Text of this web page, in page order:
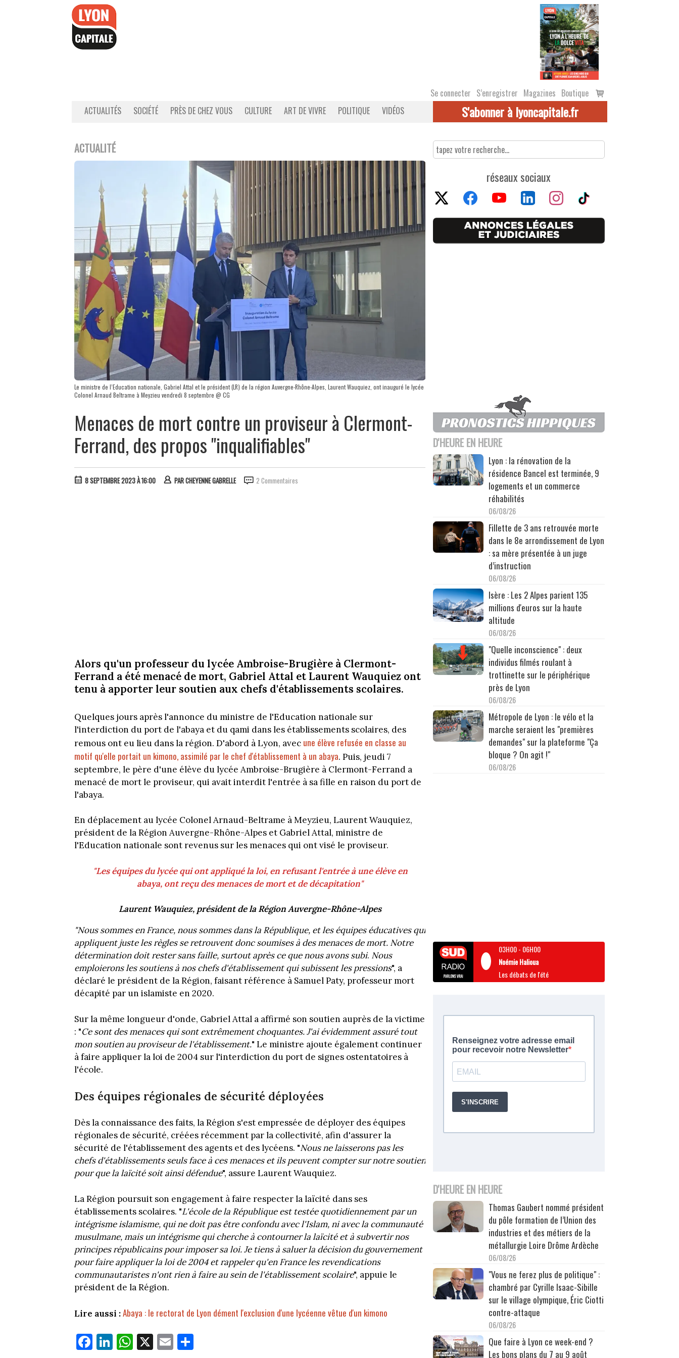
Se connecter S’enregistrer Magazines Boutique
Voir
le
ACTUALITÉS SOCIÉTÉ PRÈS DE CHEZ VOUS CULTURE ART DE VIVRE POLITIQUE VIDÉOS S'abonner à lyoncapitale.fr
ACTUALITÉ
Le ministre de l’Education nationale, Gabriel Attal et le président (LR) de la région Auvergne-Rhône-Alpes, Laurent Wauquiez, ont inauguré le lycée
Colonel Arnaud Beltrame à Meyzieu vendredi 8 septembre @ CG
Menaces de mort contre un proviseur à Clermont-
Ferrand, des propos "inqualifiables"
8 SEPTEMBRE 2023 À 16:00 PARCHEYENNE GABRELLE 2 Commentaires
Alors qu'un professeur du lycée Ambroise-Brugière à Clermont-
Ferrand a été menacé de mort, Gabriel Attal et Laurent Wauquiez ont
tenu à apporter leur soutien aux chefs d'établissements scolaires.
Quelques jours après l'annonce du ministre de l'Education nationale sur
l'interdiction du port de l'abaya et du qami dans les établissements scolaires, des
remous ont eu lieu dans la région. D'abord à Lyon, avec une élève refusée en classe au
motif qu'elle portait un kimono, assimilé par le chef d'établissement à un abaya. Puis, jeudi 7
septembre, le père d'une élève du lycée Ambroise-Brugière à Clermont-Ferrand a
menacé de mort le proviseur, qui avait interdit l'entrée à sa fille en raison du port de
l'abaya.
En déplacement au lycée Colonel Arnaud-Beltrame à Meyzieu, Laurent Wauquiez,
président de la Région Auvergne-Rhône-Alpes et Gabriel Attal, ministre de
l'Education nationale sont revenus sur les menaces qui ont visé le proviseur.
"Les équipes du lycée qui ont appliqué la loi, en refusant l'entrée à une élève en
abaya, ont reçu des menaces de mort et de décapitation"
Laurent Wauquiez, président de la Région Auvergne-Rhône-Alpes
"Nous sommes en France, nous sommes dans la République, et les équipes éducatives qui
appliquent juste les règles se retrouvent donc soumises à des menaces de mort. Notre
détermination doit rester sans faille, surtout après ce que nous avons subi. Nous
emploierons les soutiens à nos chefs d'établissement qui subissent les pressions", a
déclaré le président de la Région, faisant référence à Samuel Paty, professeur mort
décapité par un islamiste en 2020.
Sur la même longueur d'onde, Gabriel Attal a affirmé son soutien auprès de la victime
: "Ce sont des menaces qui sont extrêmement choquantes. J'ai évidemment assuré tout
mon soutien au proviseur de l'établissement." Le ministre ajoute également continuer
à faire appliquer la loi de 2004 sur l'interdiction du port de signes ostentatoires à
l'école.
Des équipes régionales de sécurité déployées
Dès la connaissance des faits, la Région s'est empressée de déployer des équipes
régionales de sécurité, créées récemment par la collectivité, afin d'assurer la
sécurité de l'établissement des agents et des lycéens. "Nous ne laisserons pas les
chefs d'établissements seuls face à ces menaces et ils peuvent compter sur notre soutien
pour que la laïcité soit ainsi défendue", assure Laurent Wauquiez.
La Région poursuit son engagement à faire respecter la laïcité dans ses
établissements scolaires. "L'école de la République est testée quotidiennement par un
intégrisme islamisme, qui ne doit pas être confondu avec l'Islam, ni avec la communauté
musulmane, mais un intégrisme qui cherche à contourner la laïcité et à subvertir nos
principes républicains pour imposer sa loi. Je tiens à saluer la décision du gouvernement
pour faire appliquer la loi de 2004 et rappeler qu'en France les revendications
communautaristes n'ont rien à faire au sein de l'établissement scolaire", appuie le
président de la Région.
Lire aussi :Abaya : le rectorat de Lyon dément l'exclusion d'une lycéenne vêtue d'un kimono
Fa Li W X E
réseaux sociaux
D'HEURE EN HEURE
Lyon : la rénovation de la
résidence Bancel est terminée, 9
logements et un commerce
réhabilités
06/08/26
Fillette de 3 ans retrouvée morte
dans le 8e arrondissement de Lyon
: sa mère présentée à un juge
d’instruction
06/08/26
Isère : Les 2 Alpes parient 135
millions d'euros sur la haute
altitude
06/08/26
"Quelle inconscience" : deux
individus filmés roulant à
trottinette sur le périphérique
près de Lyon
06/08/26
Métropole de Lyon : le vélo et la
marche seraient les "premières
demandes" sur la plateforme "Ça
bloque ? On agit !"
06/08/26
03H00- 06H00
Noémie Halioua
Les débats de l'été
D'HEURE EN HEURE
Thomas Gaubert nommé président
du pôle formation de l’Union des
industries et des métiers de la
métallurgie Loire Drôme Ardèche
06/08/26
"Vous ne ferez plus de politique" :
chambré par Cyrille Isaac-Sibille
sur le village olympique, Éric Ciotti
contre-attaque
06/08/26
Que faire à Lyon ce week-end ?
Les bons plans du 7 au 9 août